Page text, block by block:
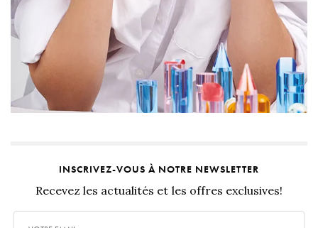
INSCRIVEZ-VOUS À NOTRE NEWSLETTER
Recevez les actualités et les offres exclusives!